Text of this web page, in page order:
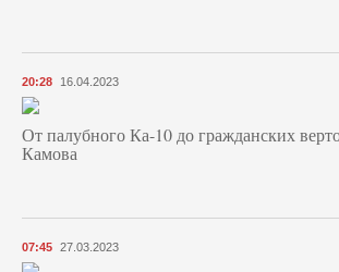
20:28 16.04.2023
От палубного Ка-10 до гражданских
Камова
07:45 27.03.2023